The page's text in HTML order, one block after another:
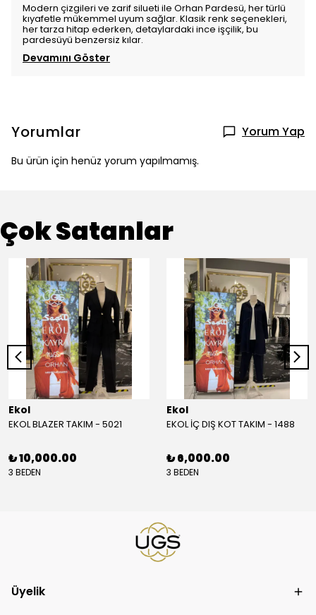
Modern çizgileri ve zarif silueti ile Orhan Pardesü, her türlü
kıyafetle mükemmel uyum sağlar. Klasik renk seçenekleri,
her tarza hitap ederken, detaylardaki ince işçilik, bu
pardesüyü benzersiz kılar.
Devamını Göster
Yorumlar Yorum Yap
Bu ürün için henüz yorum yapılmamış.
Çok Satanlar
Ekol
EKOL BLAZER TAKIM - 5021
₺ 10,000.00
3 BEDEN
Ekol
EKOL İÇ DIŞ KOT TAKIM - 1488
₺ 6,000.00
3 BEDEN
Üyelik